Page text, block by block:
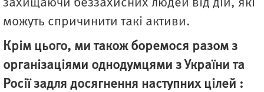
захищаючи беззахисних людей від дій, які
можуть спричинити такі активи.
Крім цього, ми також боремося разом з
організаціями однодумцями з України та
Росії задля досягнення наступних цілей :